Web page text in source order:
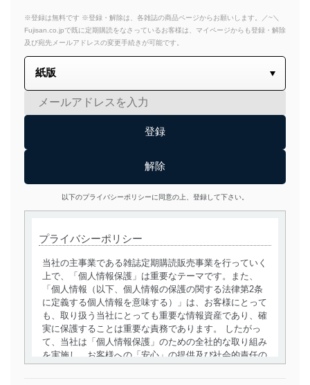
※登録は無料です ※登録・解除は、各雑誌の商品ページからお願いします。／~＼
Fujisan.co.jpで既に定期購読をなさっているお客様は、マイページからも登録・解除
及び宛先メールアドレスの変更手続きが可能です。
以下のプライバシーポリシーに同意の上、登録して下さい。
プライバシーポリシー
当社の主事業である雑誌定期購読販売事業を行っていく
上で、「個人情報保護」は重要なテーマです。また、
「個人情報（以下、個人情報の保護の関する法律第2条
に定義する個人情報を意味する）」は、お客様にとって
も、取り扱う当社にとっても重要な情報資産であり、確
実に保護することは重要な責務であります。 したがっ
て、当社は「個人情報保護」のための全社的な取り組み
を実施し、お客様への「安心」の提供及び社会的責任の